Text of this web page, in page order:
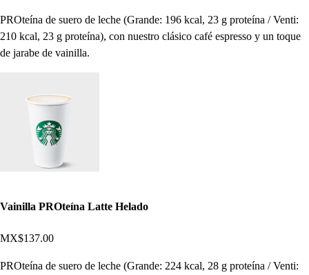
PROteína de suero de leche (Grande: 196 kcal, 23 g proteína / Venti:
210 kcal, 23 g proteína), con nuestro clásico café espresso y un toque
de jarabe de vainilla.
Vainilla PROteína Latte Helado
MX$137.00
PROteína de suero de leche (Grande: 224 kcal, 28 g proteína / Venti: